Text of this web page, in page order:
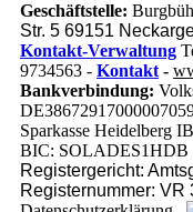
Geschäftstelle:
Str. 5 69151
Kontakt-Verwaltung
9734563 - Kontakt -
Bankverbindung:
Sparkasse Heidelberg
BIC: SOLADES1HDB
Registergericht:
Registernummer: VR